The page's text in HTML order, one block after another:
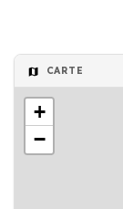
CARTE
+
−